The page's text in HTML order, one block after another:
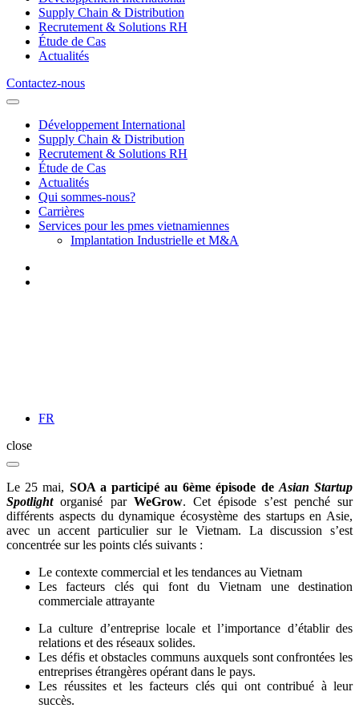
Supply Chain & Distribution
Recrutement & Solutions RH
Étude de Cas
Actualités
Contactez-nous
Développement International
Supply Chain & Distribution
Recrutement & Solutions RH
Étude de Cas
Actualités
Qui sommes-nous?
Carrières
Services pour les pmes vietnamiennes
Implantation Industrielle et M&A
FR
close
Le 25 mai, SOA a participé au 6ème épisode de Asian Startup
Spotlightorganisé par WeGrow. Cet épisode s’est penché sur
différents aspects du dynamique écosystème des startups en Asie,
avec un accent particulier sur le Vietnam. La discussion s’est
concentrée sur les points clés suivants :
Le contexte commercial et les tendances au Vietnam
Les facteurs clés qui font du Vietnam une destination
commerciale attrayante
La culture d’entreprise locale et l’importance d’établir des
relations et des réseaux solides.
Les défis et obstacles communs auxquels sont confrontées les
entreprises étrangères opérant dans le pays.
Les réussites et les facteurs clés qui ont contribué à leur
succès.